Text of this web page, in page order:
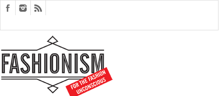
EDITORIALS
COUPLES
THERAPY
SARTORIAGRAM